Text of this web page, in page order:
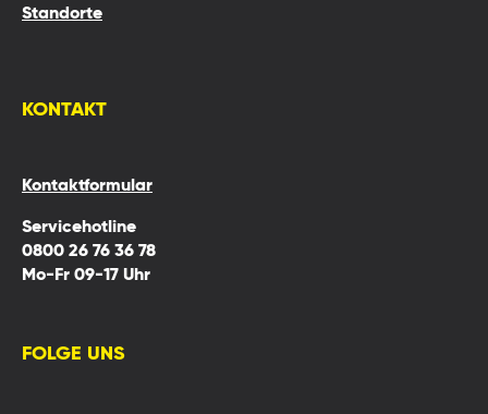
Standorte
KONTAKT
Kontaktformular
Servicehotline
0800 26 76 36 78
Mo-Fr 09-17 Uhr
FOLGE UNS